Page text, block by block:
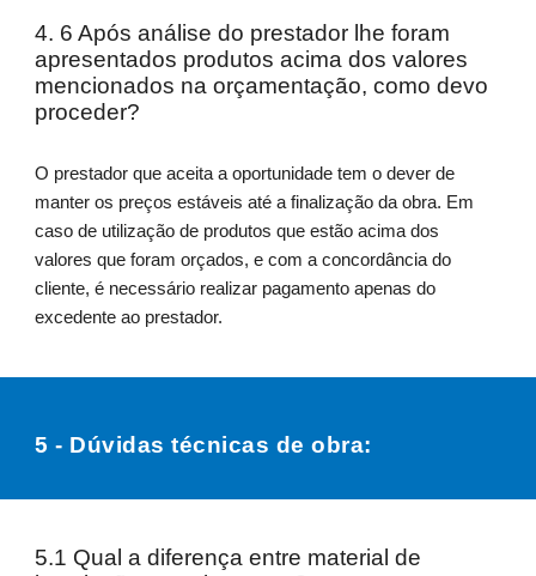
4. 6 Após análise do prestador lhe foram
apresentados produtos acima dos valores
mencionados na orçamentação, como devo
proceder?
O prestador que aceita a oportunidade tem o dever de
manter os preços estáveis até a finalização da obra. Em
caso de utilização de produtos que estão acima dos
valores que foram orçados, e com a concordância do
cliente, é necessário realizar pagamento apenas do
excedente ao prestador.
5 - Dúvidas técnicas de obra:
5.1 Qual a diferença entre material de